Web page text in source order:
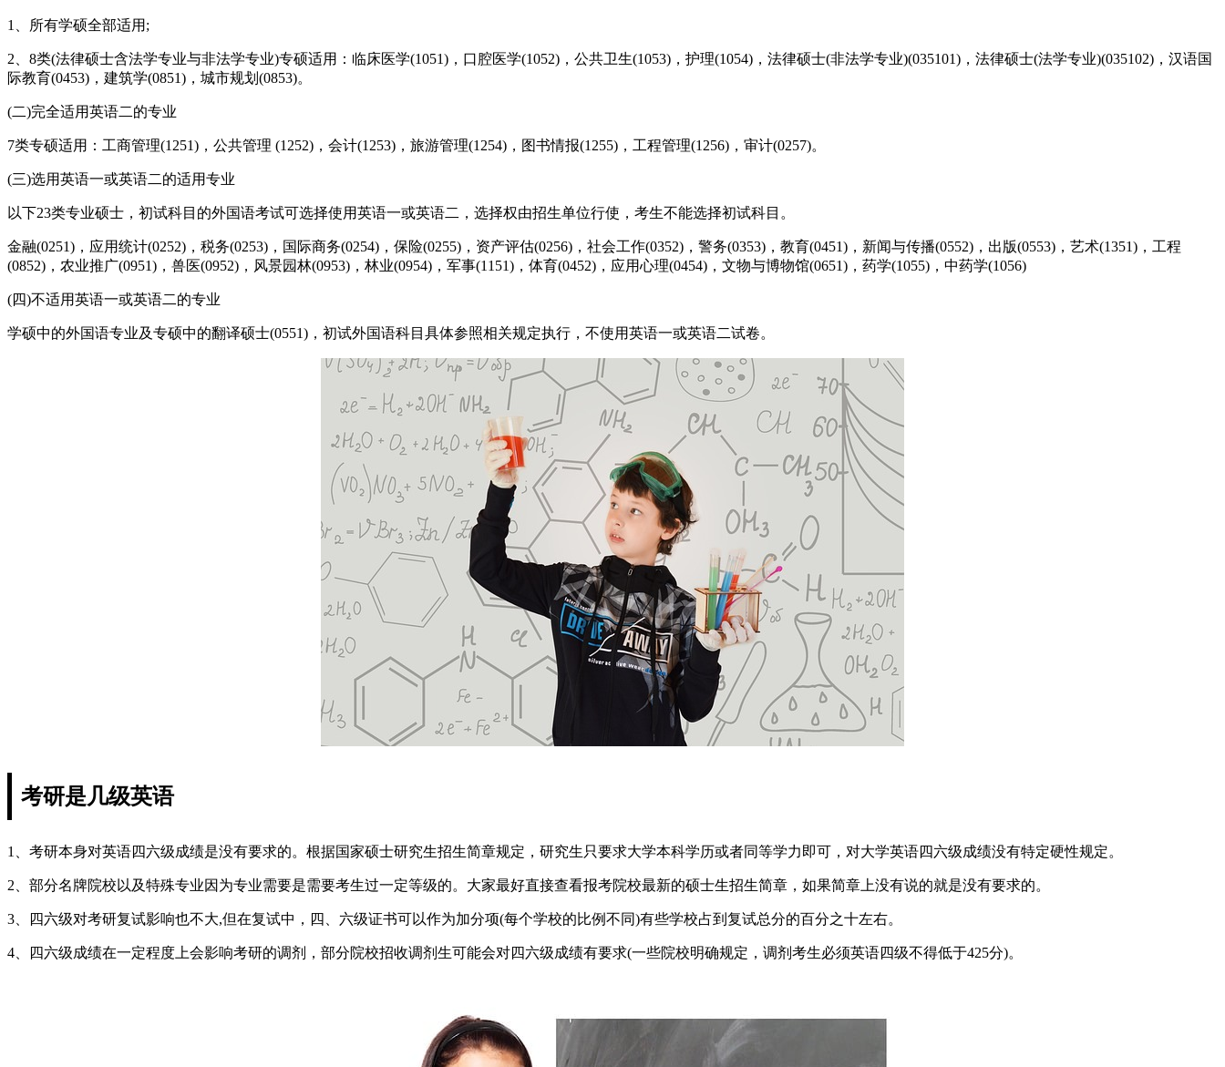
1、所有学硕全部适用;
2、8类(法律硕士含法学专业与非法学专业)专硕适用：临床医学(1051)，口腔医学(1052)，公共卫生(1053)，护理(1054)，法律硕士(非法学专业)(035101)，法律硕士(法学专业)(035102)，汉语国
际教育(0453)，建筑学(0851)，城市规划(0853)。
(二)完全适用英语二的专业
7类专硕适用：工商管理(1251)，公共管理 (1252)，会计(1253)，旅游管理(1254)，图书情报(1255)，工程管理(1256)，审计(0257)。
(三)选用英语一或英语二的适用专业
以下23类专业硕士，初试科目的外国语考试可选择使用英语一或英语二，选择权由招生单位行使，考生不能选择初试科目。
金融(0251)，应用统计(0252)，税务(0253)，国际商务(0254)，保险(0255)，资产评估(0256)，社会工作(0352)，警务(0353)，教育(0451)，新闻与传播(0552)，出版(0553)，艺术(1351)，工程
(0852)，农业推广(0951)，兽医(0952)，风景园林(0953)，林业(0954)，军事(1151)，体育(0452)，应用心理(0454)，文物与博物馆(0651)，药学(1055)，中药学(1056)
(四)不适用英语一或英语二的专业
学硕中的外国语专业及专硕中的翻译硕士(0551)，初试外国语科目具体参照相关规定执行，不使用英语一或英语二试卷。
考研是几级英语
1、考研本身对英语四六级成绩是没有要求的。根据国家硕士研究生招生简章规定，研究生只要求大学本科学历或者同等学力即可，对大学英语四六级成绩没有特定硬性规定。
2、部分名牌院校以及特殊专业因为专业需要是需要考生过一定等级的。大家最好直接查看报考院校最新的硕士生招生简章，如果简章上没有说的就是没有要求的。
3、四六级对考研复试影响也不大,但在复试中，四、六级证书可以作为加分项(每个学校的比例不同)有些学校占到复试总分的百分之十左右。
4、四六级成绩在一定程度上会影响考研的调剂，部分院校招收调剂生可能会对四六级成绩有要求(一些院校明确规定，调剂考生必须英语四级不得低于425分)。